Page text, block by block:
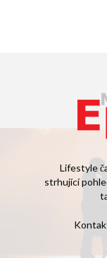
Lifestyle
strhující